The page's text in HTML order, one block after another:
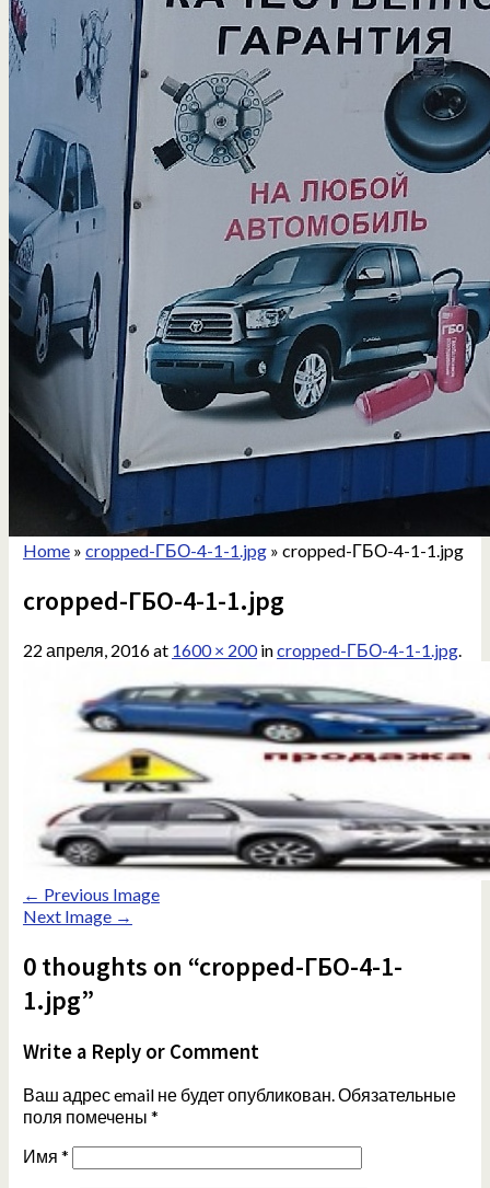
Home» cropped-ГБО-4-1-1.jpg» cropped-ГБО-4-1-1.jpg
cropped-ГБО-4-1-1.jpg
22 апреля, 2016at 1600 × 200incropped-ГБО-4-1-1.jpg.
← Previous Image
Next Image →
0 thoughts on “cropped-ГБО-4-1-
1.jpg”
Write a Reply or Comment
Ваш адрес email не будет опубликован.Обязательные
поля помечены *
Имя *